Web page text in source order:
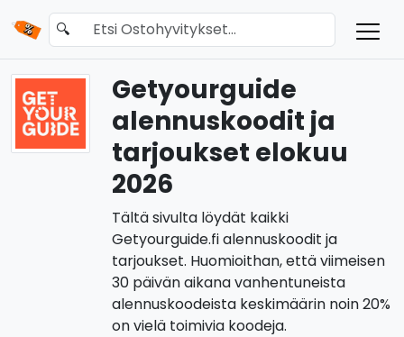
🔍
Getyourguide
alennuskoodit ja
tarjoukset elokuu
2026
Tältä sivulta löydät kaikki
Getyourguide.fi alennuskoodit ja
tarjoukset. Huomioithan, että viimeisen
30 päivän aikana vanhentuneista
alennuskoodeista keskimäärin noin 20%
on vielä toimivia koodeja.